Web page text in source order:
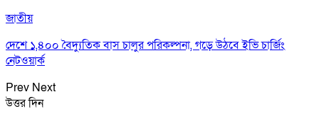
জাতীয়
দেশে ১,৪০০ বৈদ্যুতিক বাস চালুর পরিকল্পনা, গড়ে উঠবে ইভি চার্জিং
নেটওয়ার্ক
Prev Next
উত্তর দিন